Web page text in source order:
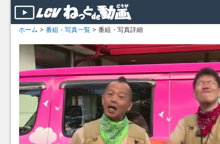
ホーム > 番組・写真一覧 > 番組・写真詳細